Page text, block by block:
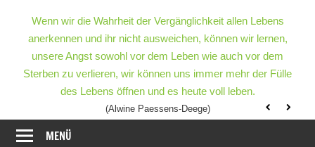
leben
end-
lich
leben
Wenn wir die Wahrheit der Vergänglichkeit allen Lebens
anerkennen und ihr nicht ausweichen, können wir lernen,
unsere Angst sowohl vor dem Leben wie auch vor dem
Sterben zu verlieren, wir können uns immer mehr der Fülle
des Lebens öffnen und es heute voll leben.
(Alwine Paessens-Deege)
MENÜ